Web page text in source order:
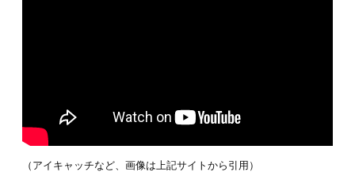
（アイキャッチなど、画像は上記サイトから引用）